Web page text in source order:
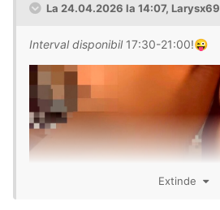
La 24.04.2026 la 14:07, Larysx69
Interval disponibil 17:30-21:00!😜
Extinde